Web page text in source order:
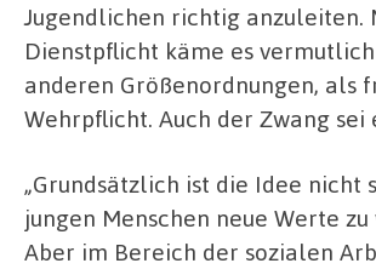
Jugendlichen richtig anzuleiten.
Dienstpflicht käme es
anderen Größenordnungen, als
Wehrpflicht. Auch der Zwang sei
„Grundsätzlich ist die Idee nicht
jungen Menschen neue Werte
Aber im Bereich der sozialen